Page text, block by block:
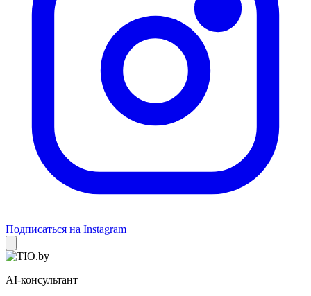
Подписаться на Instagram
AI-консультант